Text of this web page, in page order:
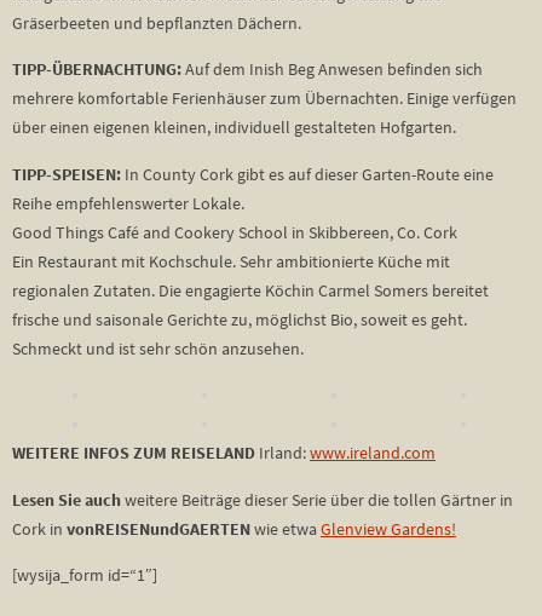
Gräserbeeten und bepflanzten Dächern.
TIPP-ÜBERNACHTUNG:Auf dem Inish Beg Anwesen befinden sich
mehrere komfortable Ferienhäuser zum Übernachten. Einige verfügen
über einen eigenen kleinen, individuell gestalteten Hofgarten.
TIPP-SPEISEN: In County Cork gibt es auf dieser Garten-Route eine
Reihe empfehlenswerter Lokale.
Good Things Café and Cookery School in Skibbereen, Co. Cork
Ein Restaurant mit Kochschule. Sehr ambitionierte Küche mit
regionalen Zutaten. Die engagierte Köchin Carmel Somers bereitet
frische und saisonale Gerichte zu, möglichst Bio, soweit es geht.
Schmeckt und ist sehr schön anzusehen.
WEITERE INFOS ZUM REISELAND Irland:www.ireland.com
Lesen Sie auchweitere Beiträge dieser Serie über die tollen Gärtner in
Cork in vonREISENundGAERTENwie etwa Glenview Gardens!
[wysija_form id=“1″]